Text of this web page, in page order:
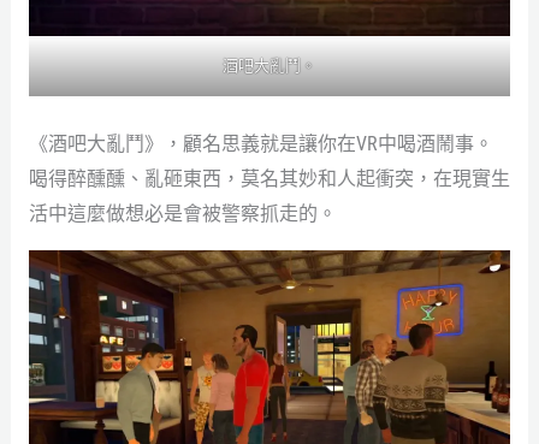
酒吧大亂鬥。
《酒吧大亂鬥》，顧名思義就是讓你在VR中喝酒鬧事。
喝得醉醺醺、亂砸東西，莫名其妙和人起衝突，在現實生
活中這麼做想必是會被警察抓走的。